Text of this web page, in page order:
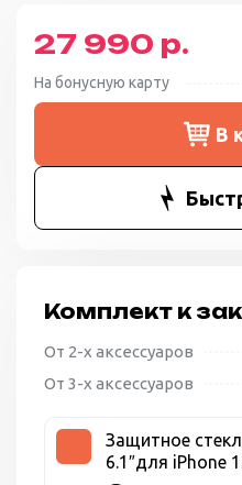
27 990 р.
На бонусную карту
В
Комплект к
От 2-х аксессуаров
От 3-х аксессуаров
Защитное
6.1″для iPhone